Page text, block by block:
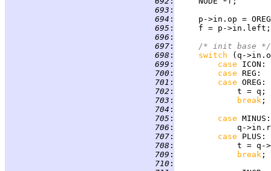
693 :
694 :
695 :
f = p-
696 :
697 :
/* init base */
698 : switch
(q-
699 : case ICON
700 : case REG
701 : case OREG
702 :
703 : break
704 :
705 : case MINUS
706 :
707 : case PLUS
708 :
709 : break
710 :